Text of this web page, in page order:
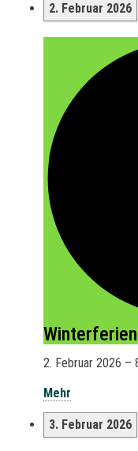
2. Februar 2026
Winterferien
2. Februar 2026 –
Mehr
3. Februar 2026